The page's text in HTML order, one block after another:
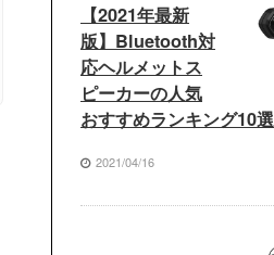
【2021年最新
版】Bluetooth対
応ヘルメットス
ピーカーの人気
おすすめランキング10選
2021/04/16